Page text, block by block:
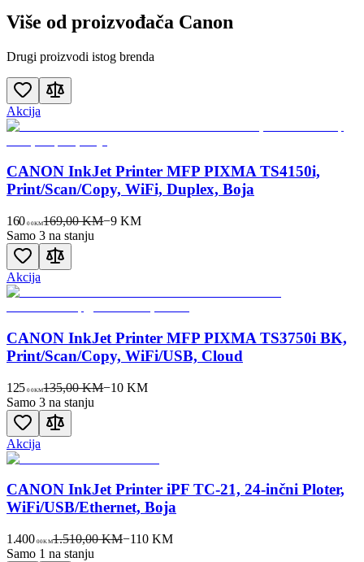
Više od proizvođača Canon
Drugi proizvodi istog brenda
Akcija
CANON InkJet Printer MFP PIXMA TS4150i,
Print/Scan/Copy, WiFi, Duplex, Boja
160 00KM169,00 KM−9 KM
Samo 3 na stanju
Akcija
CANON InkJet Printer MFP PIXMA TS3750i BK,
Print/Scan/Copy, WiFi/USB, Cloud
125 00KM135,00 KM−10 KM
Samo 3 na stanju
Akcija
CANON InkJet Printer iPF TC-21, 24-inčni Ploter,
WiFi/USB/Ethernet, Boja
1.400 00KM1.510,00 KM−110KM
Samo 1 na stanju